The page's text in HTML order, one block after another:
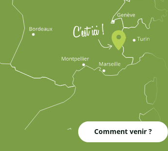
Comment venir ?